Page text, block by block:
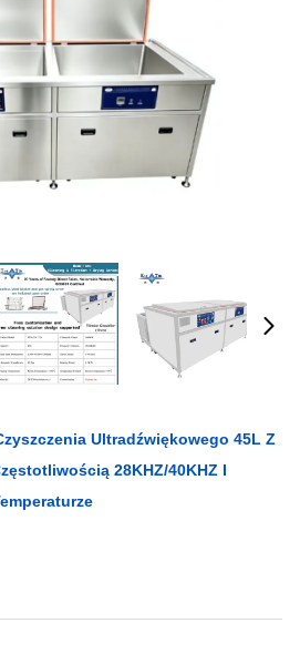
Ultradźwiękowego 45L Z
28KHZ/40KHZ I